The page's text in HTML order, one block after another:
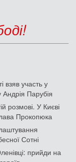
взяв участь у
Парубія
розмові. У Києві
Прокопюка
Сотні
прийди на